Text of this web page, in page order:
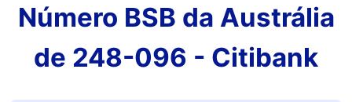
Número BSB da Austrália
de 248-096 - Citibank